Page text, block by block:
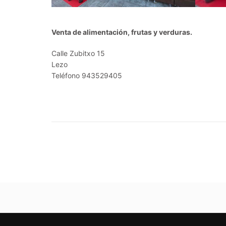
Venta de alimentación, frutas y verduras.
Calle Zubitxo 15
Lezo
Teléfono 943529405